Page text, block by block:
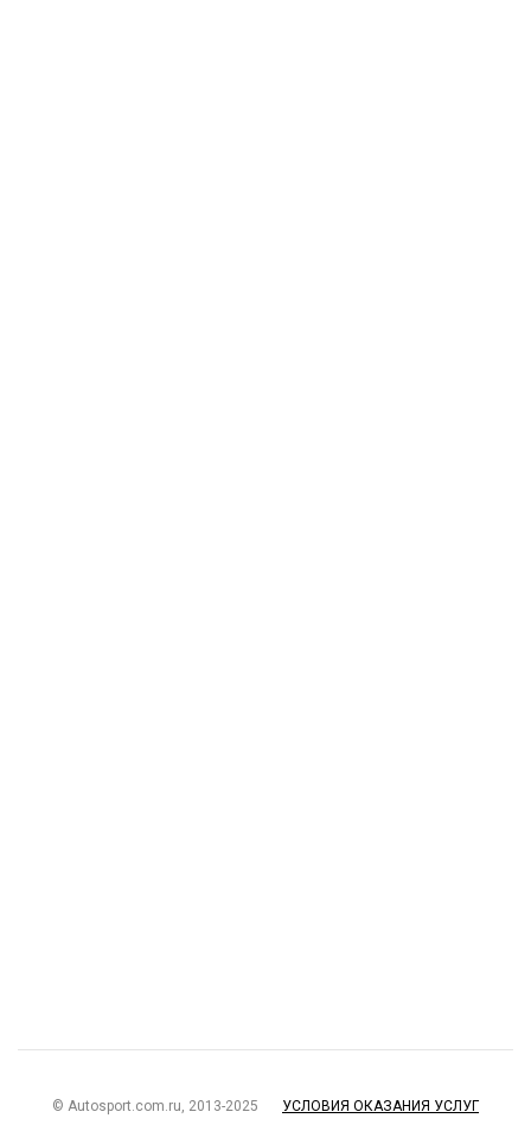
© Autosport.com.ru, 2013-2025 УСЛОВИЯ ОКАЗАНИЯ УСЛУГ